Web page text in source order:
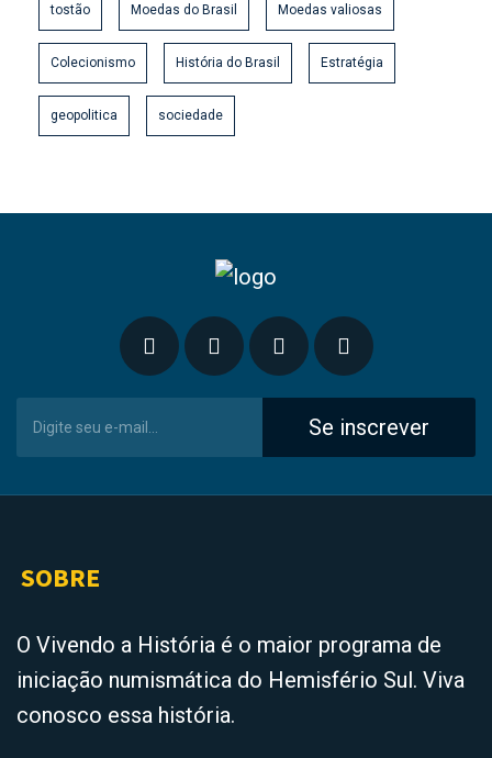
tostão Moedas do Brasil Moedas valiosas
Colecionismo História do Brasil Estratégia
geopolitica sociedade
Se inscrever
SOBRE
O Vivendo a História é o maior programa de
iniciação numismática do Hemisfério Sul. Viva
conosco essa história.